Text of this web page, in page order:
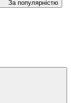
За популярністю